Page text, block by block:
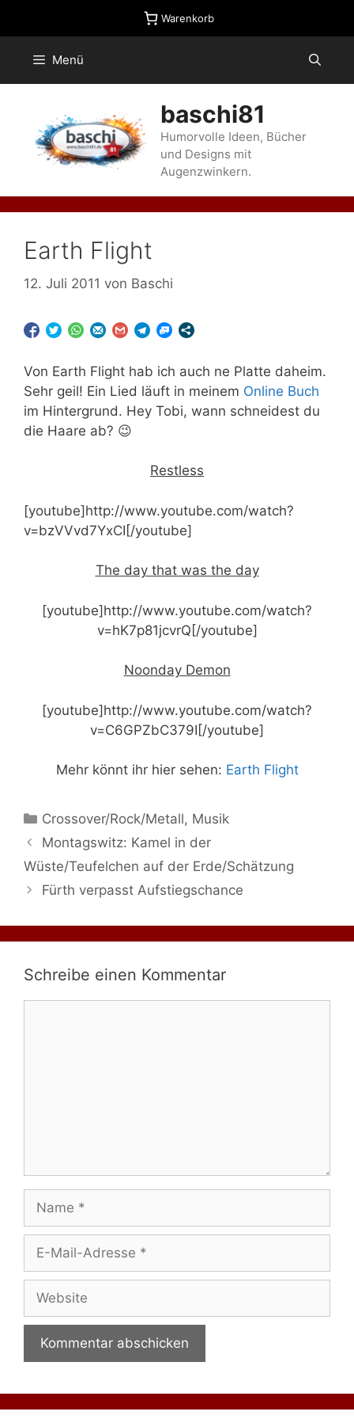
Warenkorb
Menü
baschi81
Humorvolle Ideen, Bücher
und Designs mit
Augenzwinkern.
Earth Flight
12. Juli 2011 von Baschi
Von Earth Flight hab ich auch ne Platte daheim.
Sehr geil! Ein Lied läuft in meinem Online Buch
im Hintergrund. Hey Tobi, wann schneidest du
die Haare ab? 😉
Restless
[youtube]http://www.youtube.com/watch?
v=bzVVvd7YxCI[/youtube]
The day that was the day
[youtube]http://www.youtube.com/watch?
v=hK7p81jcvrQ[/youtube]
Noonday Demon
[youtube]http://www.youtube.com/watch?
v=C6GPZbC379I[/youtube]
Mehr könnt ihr hier sehen: Earth Flight
Kategorien
Crossover/Rock/Metall, Musik
Montagswitz: Kamel in der
Wüste/Teufelchen auf der Erde/Schätzung
Fürth verpasst Aufstiegschance
Schreibe einen Kommentar
Name
Adresse
Website